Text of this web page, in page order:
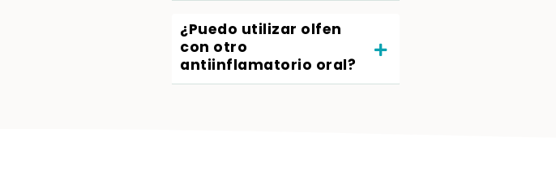
¿Puedo utilizar olfen
con otro
antiinflamatorio oral?